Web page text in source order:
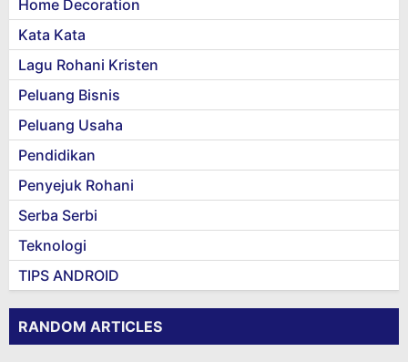
Home Decoration
Kata Kata
Lagu Rohani Kristen
Peluang Bisnis
Peluang Usaha
Pendidikan
Penyejuk Rohani
Serba Serbi
Teknologi
TIPS ANDROID
RANDOM ARTICLES